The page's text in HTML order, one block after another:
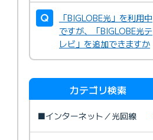
「BIGLOBE光」を利用中
ですが、「BIGLOBE光テ
レビ」を追加できますか
カテゴリ検索
■インターネット／光回線